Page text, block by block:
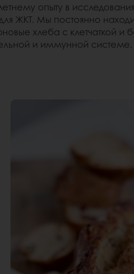
опыту в
ЖКТ. Мы постоянно
хлеба с клетчаткой
и иммунной